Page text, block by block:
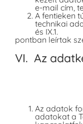
e-mail cím,
A fentieken
technikai
és IX.1.
pontban leírtak
VI. Az
Az adatok
adatokat a